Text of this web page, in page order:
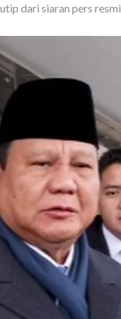
dari siaran pers